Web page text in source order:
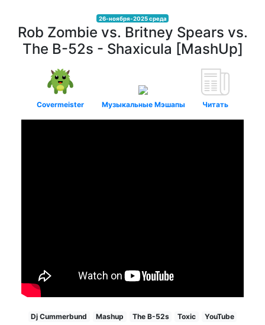
26-ноября-2025 среда
Rob Zombie vs. Britney Spears vs.
The B-52s - Shaxicula [MashUp]
Covermeister Музыкальные Мэшапы Читать
Dj Cummerbund Mashup The B-52s Toxic
YouTube